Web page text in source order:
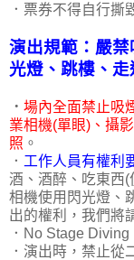
．票券不得自行撕
演出規範：嚴禁
光燈、跳樓、走
． 場內全面禁止吸
業相機(單眼)、攝
照 。
． 工作人員有權利
酒、酒醉、吃東西
相機使用閃光燈、
出的權利，我們將
．No Stage
．演出時，禁止從